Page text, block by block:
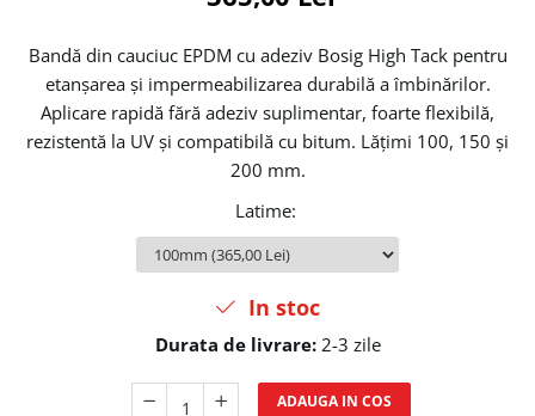
Bandă din cauciuc EPDM cu adeziv Bosig High Tack pentru
etanșarea și impermeabilizarea durabilă a îmbinărilor.
Aplicare rapidă fără adeziv suplimentar, foarte flexibilă,
rezistentă la UV și compatibilă cu bitum. Lățimi 100, 150 și
200 mm.
Latime:
In stoc
Durata de livrare:2-3 zile
ADAUGA IN COS